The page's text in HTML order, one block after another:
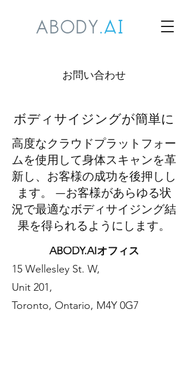
お問い合わせ
ABODY.AIオフィス
15 Wellesley St. W,
Unit 201,
Toronto, Ontario, M4Y 0G7
ボディサイジングが簡単に
高度なクラウドプラットフォー
ムを使用して身体スキャンを革
新し、お客様の成功を後押しし
ます。 —お客様があらゆる状
況で最適なボディサイジング結
果を得られるようにします。